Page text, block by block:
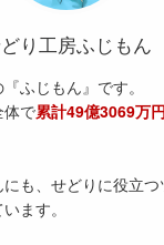
り工房ふじもん
ふじもん』です。
体で累計49億3069万円
も、せどりに役立
ます。